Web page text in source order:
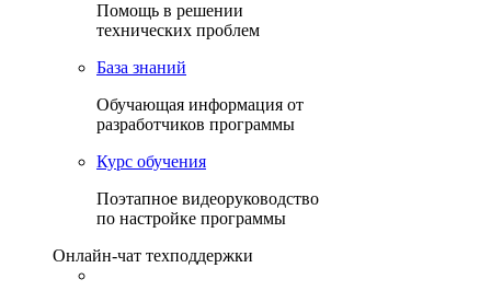
Помощь в решении
технических проблем
База знаний
Обучающая информация от
разработчиков программы
Курс обучения
Поэтапное видеоруководство
по настройке программы
Онлайн-чат техподдержки